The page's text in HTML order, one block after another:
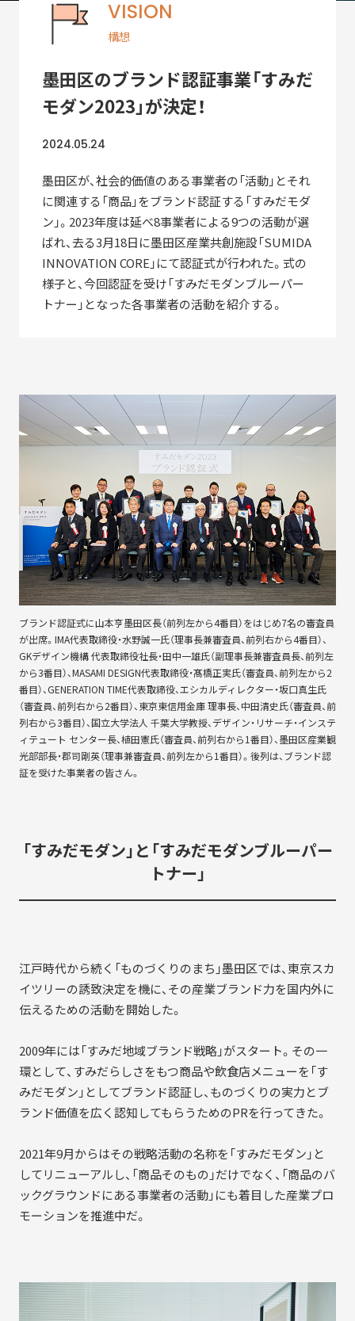
LEARN MORE 「すみだモダン」をもっと知る
「すみだモダン」の成り立ちと現在地
「すみだモダン」ブランド認証商品
「すみだモダン」ブランド認証飲食店メニュー
2011-2018
すみだモダンブルーパートナー
2021-
SUSTAINABLE
持続可能性
CO-CREATION
共創性
ORIGINALITY DIVERSITY
VISION
構想
LEARNING
育成
HISTORY
歴史
KEYWORDS
SDGs コラボレーター
コラボレーション
フロンティアすみだ塾
クラウドファンディング 職人
NEWS
CERTIFICATION
VISION
構想
墨田区のブランド認証事業「すみだ
モダン2023」が決定！
2024.05.24
墨田区が、社会的価値のある事業者の「活動」とそれ
に関連する「商品」をブランド認証する「すみだモダ
ン」。2023年度は延べ8事業者による9つの活動が選
ばれ、去る3月18日に墨田区産業共創施設「SUMIDA
INNOVATION CORE」にて認証式が行われた。式の
様子と、今回認証を受け「すみだモダンブルーパー
トナー」となった各事業者の活動を紹介する。
ブランド認証式に山本亨墨田区長（前列左から4番目）をはじめ7名の審査員
が出席。IMA代表取締役・水野誠一氏（理事長兼審査員、前列右から4番目）、
GKデザイン機構 代表取締役社長・田中一雄氏（副理事長兼審査員長、前列左
から3番目）、MASAMI DESIGN代表取締役・髙橋正実氏（審査員、前列左から2
番目）、GENERATION TIME代表取締役、エシカルディレクター・坂口真生氏
（審査員、前列右から2番目）、東京東信用金庫 理事長、中田清史氏（審査員、前
列右から3番目）、国立大学法人 千葉大学教授、デザイン・リサーチ・インステ
ィテュート センター長、植田憲氏（審査員、前列右から1番目）、墨田区産業観
光部部長・郡司剛英（理事兼審査員、前列左から1番目）。後列は、ブランド認
証を受けた事業者の皆さん。
「すみだモダン」と「すみだモダンブルーパー
トナー」
江戸時代から続く「ものづくりのまち」墨田区では、東京スカ
イツリーの誘致決定を機に、その産業ブランド力を国内外に
伝えるための活動を開始した。
2009年には「すみだ地域ブランド戦略」がスタート。その一
環として、すみだらしさをもつ商品や飲食店メニューを「す
みだモダン」としてブランド認証し、ものづくりの実力とブ
ランド価値を広く認知してもらうためのPRを行ってきた。
2021年9月からはその戦略活動の名称を「すみだモダン」と
してリニューアルし、「商品そのもの」だけでなく、「商品のバ
ックグラウンドにある事業者の活動」にも着目した産業プロ
モーションを推進中だ。